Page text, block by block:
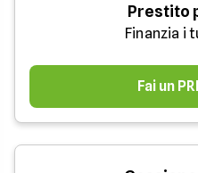
Prestito
Finanzia i
Fai un